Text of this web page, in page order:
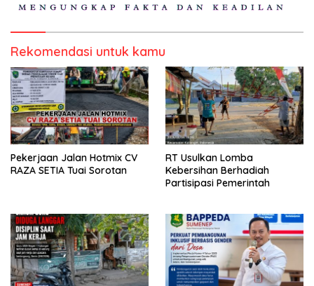
Rekomendasi untuk kamu
Pekerjaan Jalan Hotmix CV
RAZA SETIA Tuai Sorotan
RT Usulkan Lomba
Kebersihan Berhadiah
Partisipasi Pemerintah